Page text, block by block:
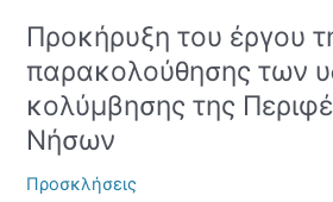
θόρυβο
για
τα
έτη
2015-
2016»
Προκήρυξη του έργου
παρακολούθησης των
κολύμβησης της
Νήσων
Προσκλήσεις
Προκήρυξη
του
έργου
της
παρακολούθησης
υδάτων